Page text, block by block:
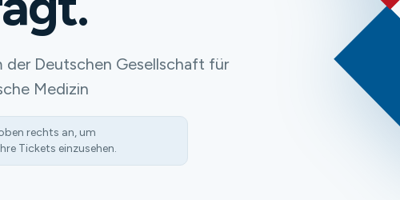
Deutschen Gesellschaft für
Medizin
rechts an, um
Tickets einzusehen.